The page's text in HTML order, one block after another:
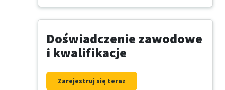
Doświadczenie zawodowe
i kwalifikacje
Zarejestruj się teraz